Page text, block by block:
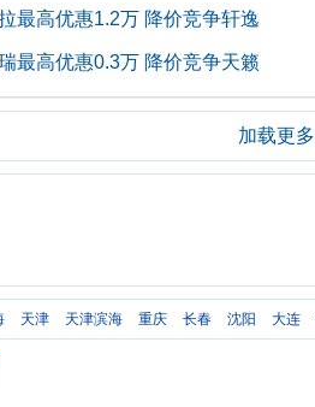
最高优惠1.2万 降价竞争轩逸
最高优惠0.3万 降价竞争天籁
加载更多
天津 天津滨海 重庆 长春 沈阳 大连